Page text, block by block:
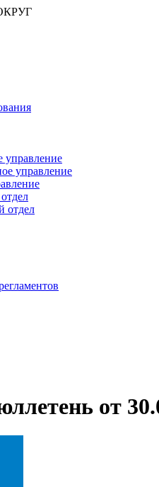
управление
управление
отдел
от